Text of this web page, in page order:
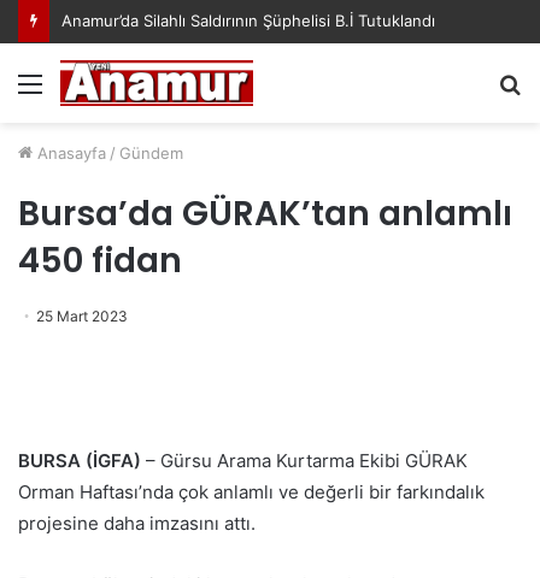
Anamur’da Silahlı Saldırının Şüphelisi B.İ Tutuklandı
Menü
Anasayfa / Gündem
Bursa’da GÜRAK’tan anlamlı
450 fidan
25 Mart 2023
BURSA (İGFA) – Gürsu Arama Kurtarma Ekibi GÜRAK
Orman Haftası’nda çok anlamlı ve değerli bir farkındalık
projesine daha imzasını attı.